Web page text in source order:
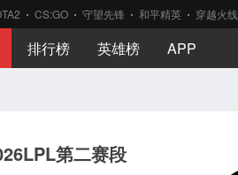
CS:GO 守望先锋 和平精英 穿越火线
排行榜 英雄榜 APP
第二赛段